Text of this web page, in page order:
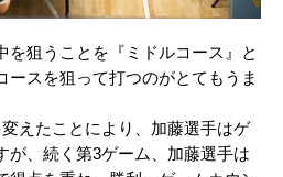
を狙うことを『ミドルコース』と
ースを狙って打つのがとてもうま
えたことにより、加藤選手はゲ
が、続く第3ゲーム、加藤選手は